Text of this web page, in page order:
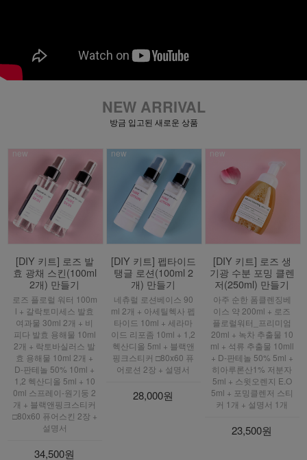
NEW ARRIVAL
방금 입고된 새로운 상품
[DIY 키트] 로즈 발
효 광채 스킨(100ml
2개) 만들기
로즈 플로럴 워터 100m
l + 갈락토미세스 발효
여과물 30ml 2개 + 비
피다 발효 용해물 10ml
2개 + 락토바실러스 발
효 용해물 10ml 2개 +
D-판테놀 50% 10ml +
1,2 헥산디올 5ml + 10
0ml 스프레이-원기둥 2
개 + 블랙앤핑크스티커
□80x60 퓨어스킨 2장 +
설명서
34,500원
new
[DIY 키트] 펩타이드
탱글 로션(100ml 2
개) 만들기
네츄럴 로션베이스 90
ml 2개 + 아세틸헥사 펩
타이드 10ml + 세라마
이드 리포좀 10ml + 1,2
헥산디올 5ml + 블랙앤
핑크스티커 □80x60 퓨
어로션 2장 + 설명서
28,000원
new
[DIY 키트] 로즈 생
기광 수분 포밍 클렌
저(250ml) 만들기
아주 순한 폼클렌징베
이스 약 200ml + 로즈
플로럴워터_프리미엄
20ml + 녹차 추출물 10
ml + 석류 추출물 10mll
+ D-판테놀 50% 5ml +
히아루론산1% 저분자
5ml + 스윗오렌지 E.O
5ml + 포밍클렌저 스티
커 1개 + 설명서 1개
23,500원
new